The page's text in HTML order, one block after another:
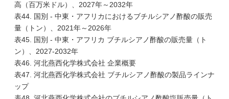
高（百万米ドル）、2027年～2032年
表44. 国別 - 中東・アフリカにおけるブチルシアノ酢酸の販売
量（トン）、2021年～2026年
表45. 国別 - 中東・アフリカ ブチルシアノ酢酸の販売量（ト
ン）、2027-2032年
表46. 河北燕西化学株式会社 企業概要
表47. 河北燕西化学株式会社 ブチルシアノ酢酸の製品ラインナ
ップ